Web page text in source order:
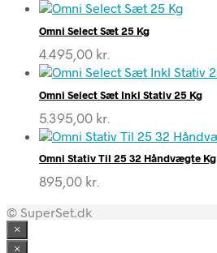
Omni Select Sæt 25 Kg
4.495,00 kr.
Omni Select Sæt Inkl Stativ 25 Kg
5.395,00 kr.
Omni Stativ Til 25 32 Håndvægte Kg
895,00 kr.
© SuperSet.dk
×
×